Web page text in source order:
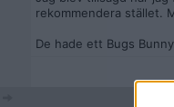
rekommendera stället.
De hade ett Bugs